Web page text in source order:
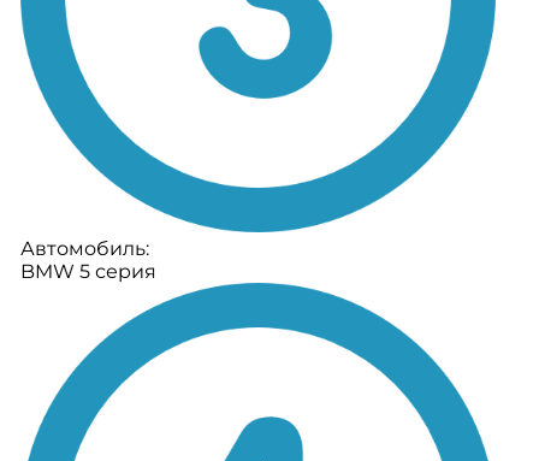
Автомобиль:
BMW 5 серия